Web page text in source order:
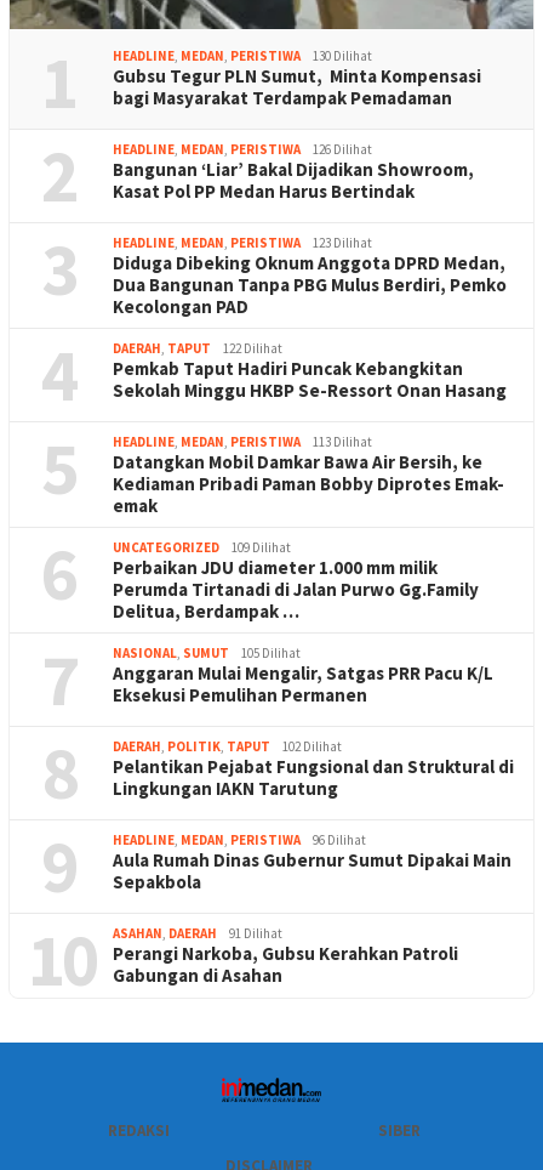
1 HEADLINE, MEDAN, PERISTIWA 130 Dilihat
Gubsu Tegur PLN Sumut, Minta Kompensasi
bagi Masyarakat Terdampak Pemadaman
2 HEADLINE, MEDAN, PERISTIWA 126 Dilihat
Bangunan ‘Liar’ Bakal Dijadikan Showroom,
Kasat Pol PP Medan Harus Bertindak
3 HEADLINE, MEDAN, PERISTIWA 123 Dilihat
Diduga Dibeking Oknum Anggota DPRD Medan,
Dua Bangunan Tanpa PBG Mulus Berdiri, Pemko
Kecolongan PAD
4 DAERAH, TAPUT 122 Dilihat
Pemkab Taput Hadiri Puncak Kebangkitan
Sekolah Minggu HKBP Se-Ressort Onan Hasang
5 HEADLINE, MEDAN, PERISTIWA 113 Dilihat
Datangkan Mobil Damkar Bawa Air Bersih, ke
Kediaman Pribadi Paman Bobby Diprotes Emak-
emak
6 UNCATEGORIZED 109 Dilihat
Perbaikan JDU diameter 1.000 mm milik
Perumda Tirtanadi di Jalan Purwo Gg.Family
Delitua, Berdampak …
7 NASIONAL, SUMUT 105 Dilihat
Anggaran Mulai Mengalir, Satgas PRR Pacu K/L
Eksekusi Pemulihan Permanen
8 DAERAH, POLITIK, TAPUT 102 Dilihat
Pelantikan Pejabat Fungsional dan Struktural di
Lingkungan IAKN Tarutung
9 HEADLINE, MEDAN, PERISTIWA 96 Dilihat
Aula Rumah Dinas Gubernur Sumut Dipakai Main
Sepakbola
10 ASAHAN, DAERAH 91 Dilihat
Perangi Narkoba, Gubsu Kerahkan Patroli
Gabungan di Asahan
REDAKSI
SIBER
DISCLAIMER